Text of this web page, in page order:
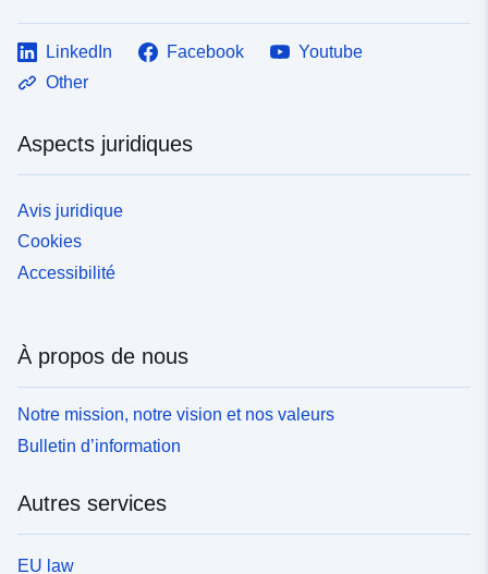
LinkedIn Facebook
Youtube
Other
Aspects juridiques
Avis juridique
Cookies
Accessibilité
À propos de nous
Notre mission, notre vision et nos valeurs
Bulletin d’information
Autres services
EU law